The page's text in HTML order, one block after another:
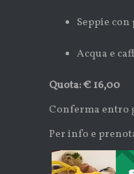
Seppie
Acqua e
Quota: € 16,00
Conferma entro
Per info e